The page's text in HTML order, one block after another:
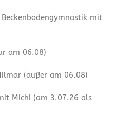
mit
am 06.08)
(außer am 06.08)
Michi (am 3.07.26 als